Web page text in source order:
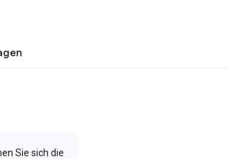
Sie sich die